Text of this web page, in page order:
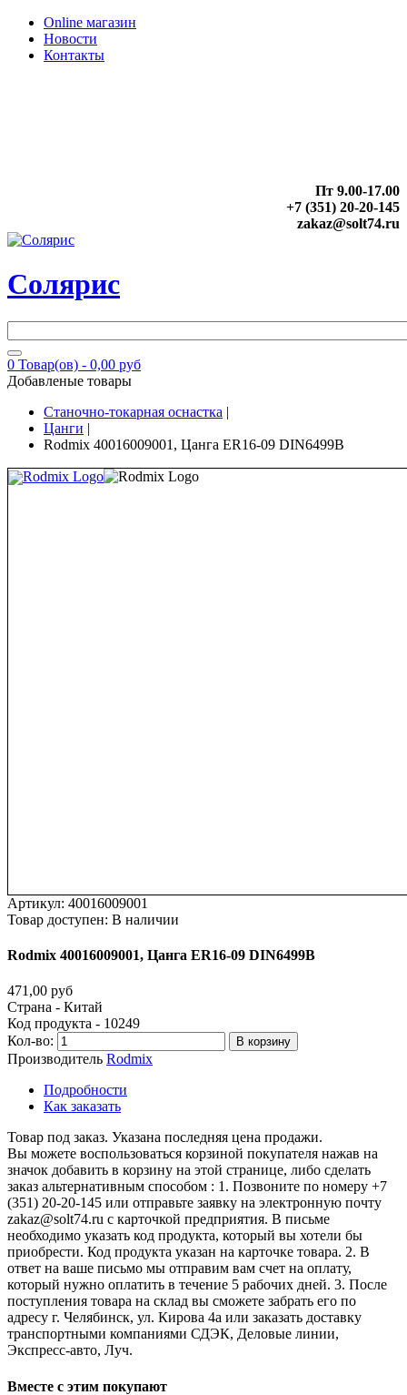
Online магазин
Новости
Контакты
Пт 9.00-17.00
+7 (351) 20-20-145
zakaz@solt74.ru
Солярис
0 Товар(ов) - 0,00 руб
Добавленые товары
Станочно-токарная оснастка |
Цанги |
Rodmix 40016009001, Цанга ER16-09 DIN6499В
Rodmix Logo
Артикул: 40016009001
Товар доступен: В наличии
Rodmix 40016009001, Цанга ER16-09 DIN6499В
471,00 руб
Страна - Китай
Код продукта - 10249
Кол-во:
В корзину
Производитель Rodmix
Подробности
Как заказать
Товар под заказ. Указана последняя цена продажи.
Вы можете воспользоваться корзиной покупателя нажав на
значок добавить в корзину на этой странице, либо сделать
заказ альтернативным способом : 1. Позвоните по номеру +7
(351) 20-20-145 или отправьте заявку на электронную почту
zakaz@solt74.ru с карточкой предприятия. В письме
необходимо указать код продукта, который вы хотели бы
приобрести. Код продукта указан на карточке товара. 2. В
ответ на ваше письмо мы отправим вам счет на оплату,
который нужно оплатить в течение 5 рабочих дней. 3. После
поступления товара на склад вы сможете забрать его по
адресу г. Челябинск, ул. Кирова 4а или заказать доставку
транспортными компаниями СДЭК, Деловые линии,
Экспресс-авто, Луч.
Вместе с этим покупают